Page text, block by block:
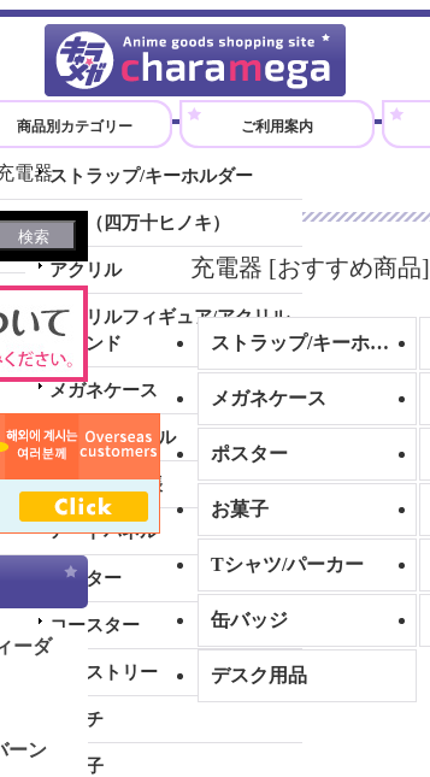
ティーダ
バーン
ク)
ション
り扱い作品)
2021
商品別カテゴリー
ストラップ/キーホルダー
木製（四万十ヒノキ）
アクリル
アクリルフィギュア/アクリル
スタンド
メガネケース
クリアファイル
ノート/メモ帳
アートパネル
ポスター
コースター
タペストリー
ピンチ
お菓子
ご利用案内
電器
ーダ
ーン
充電器 [おすすめ商品]
ストラップ/キーホルダー
メガネケース
ポスター
お菓子
Tシャツ/パーカー
缶バッジ
デスク用品